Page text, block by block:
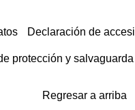
Declaración de
protección y salvaguarda
Regresar a arriba